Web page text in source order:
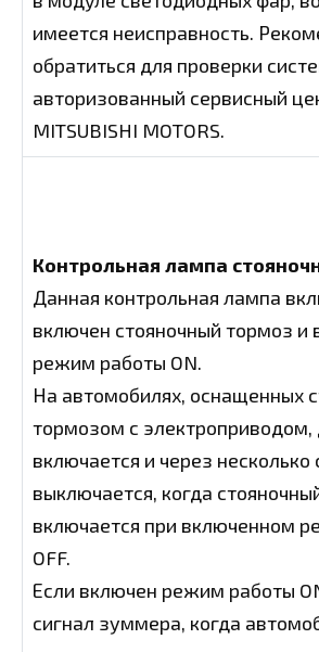
имеется неисправность.
обратиться для проверки
авторизованный сервисный
MITSUBISHI MOTORS.
Контрольная лампа
Данная контрольная лампа
включен стояночный тормоз и
режим работы ON.
На автомобилях, оснащенных
тормозом с электроприводом,
включается и через несколько
выключается, когда
включается при включенном
OFF.
Если включен режим работы
сигнал зуммера, когда